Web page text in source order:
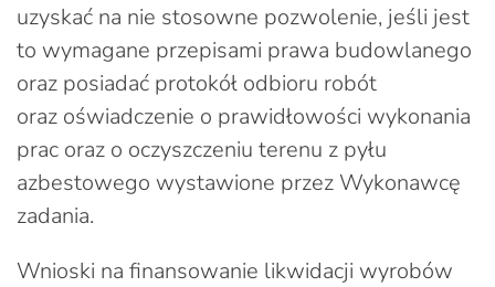
uzyskać na nie stosowne pozwolenie, jeśli jest
to wymagane przepisami prawa budowlanego
oraz posiadać protokół odbioru robót
oraz oświadczenie o prawidłowości wykonania
prac oraz o oczyszczeniu terenu z pyłu
azbestowego wystawione przez Wykonawcę
zadania.
Wnioski na finansowanie likwidacji wyrobów